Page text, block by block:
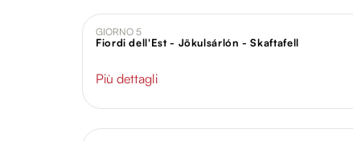
GIORNO 5
Fiordi dell'Est - Jökulsárlón - Skaftafell
Più dettagli